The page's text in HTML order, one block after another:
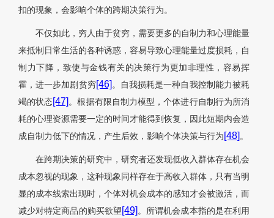
扣的现象，会影响个体的跨期决策行为。
不仅如此，穷人由于贫穷，需要更多的自制力和心理能量
来抵制日常生活的各种诱惑，容易导致心理能量过度损耗，自
制力下降，致使与金钱有关的决策行为更加非理性，容易挥
霍，进一步加剧贫穷[46]。自我损耗是一种自我控制能力被耗
竭的状态[47]。根据有限自制力模型，个体进行自制行为所消
耗的心理资源需要一定的时间才能得到恢复，因此短期内会造
成自制力低下的情况，产生后效，影响个体决策与行为[48]。
在跨期决策的研究中，研究者还发现低收入群体存在机会
成本忽视的现象，这种现象同样存在于高收入群体，只有当明
显的成本线索出现时，个体对机会成本的感知才会被激活，而
减少对特定商品的购买欲望[49]。所谓机会成本指的是在利用